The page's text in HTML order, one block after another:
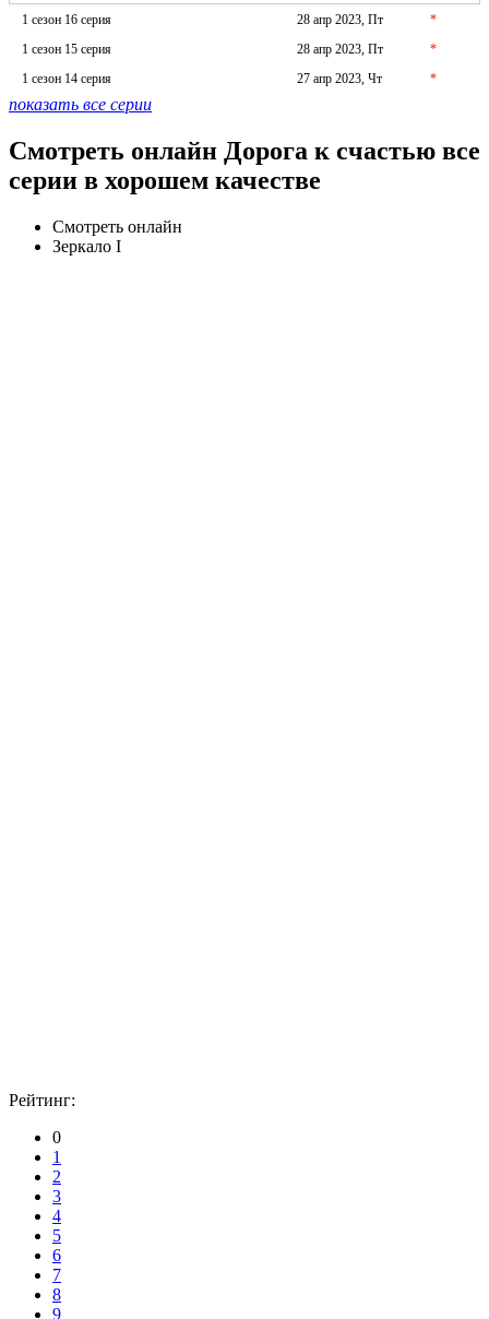
1 сезон 16 серия
28 апр 2023, Пт
*
1 сезон 15 серия
28 апр 2023, Пт
*
1 сезон 14 серия
27 апр 2023, Чт *
показать все серии
Смотреть онлайн Дорога к счастью все
серии в хорошем качестве
Смотреть онлайн
Зеркало I
Рейтинг:
0
1
2
3
4
5
6
7
8
9